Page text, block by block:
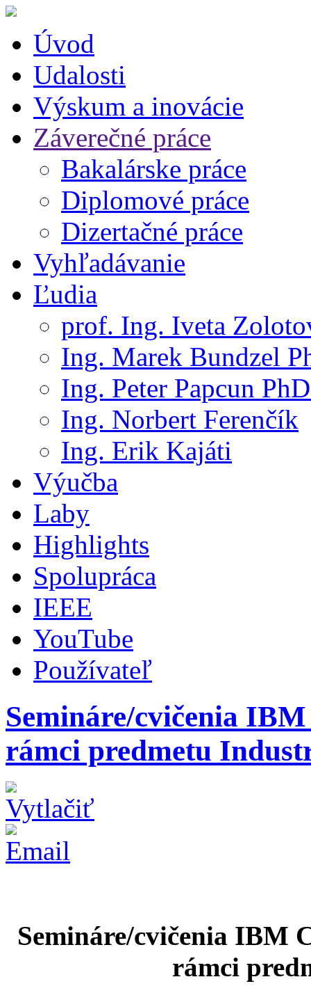
Úvod
Udalosti
Výskum a inovácie
Záverečné práce
Bakalárske práce
Diplomové práce
Dizertačné práce
Vyhľadávanie
Ľudia
prof. Ing. Iveta
Ing. Marek Bundzel
Ing. Peter Papcun
Ing. Norbert Ferenčík
Ing. Erik Kajáti
Výučba
Laby
Highlights
Spolupráca
IEEE
YouTube
Používateľ
Semináre/cvičenia
rámci predmetu
Semináre/cvičenia IBM
rámci